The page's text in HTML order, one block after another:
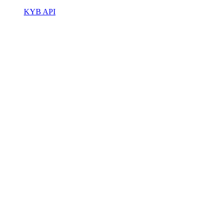
KYB API